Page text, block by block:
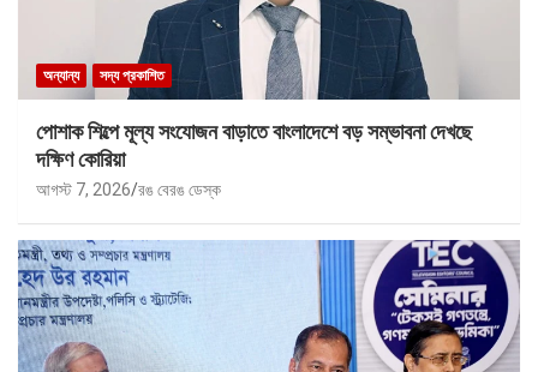
অন্যান্য সদ্য প্রকাশিত
পোশাক শিল্পে মূল্য সংযোজন বাড়াতে বাংলাদেশে বড় সম্ভাবনা দেখছে
দক্ষিণ কোরিয়া
আগস্ট 7, 2026 রঙ বেরঙ ডেস্ক